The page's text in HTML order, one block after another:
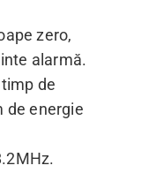
zero,
alarmă.
de
de energie